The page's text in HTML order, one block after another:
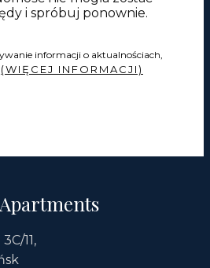
i spróbuj ponownie.
informacji o aktualnościach,
(WIĘCEJ INFORMACJI)
11,